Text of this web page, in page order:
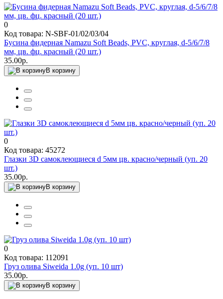
0
Код товара: N-SBF-01/02/03/04
Бусина фидерная Namazu Soft Beads, PVC, круглая, d-5/6/7/8
мм, цв. фц. красный (20 шт.)
35.00р.
В корзину
0
Код товара: 45272
Глазки 3D самоклеющиеся d 5мм цв. красно/черный (уп. 20
шт.)
35.00р.
В корзину
0
Код товара: 112091
Груз олива Siweida 1.0g (уп. 10 шт)
35.00р.
В корзину